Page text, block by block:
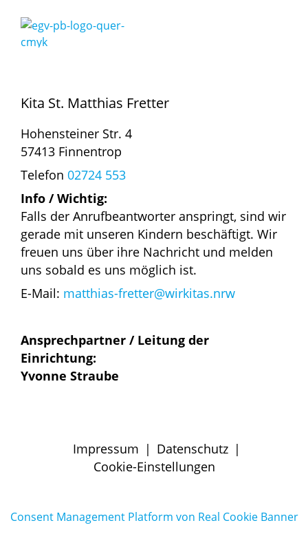
Kita St. Matthias Fretter
Hohensteiner Str. 4
57413 Finnentrop
Telefon 02724 553
Info / Wichtig:
Falls der Anrufbeantworter anspringt, sind wir
gerade mit unseren Kindern beschäftigt. Wir
freuen uns über ihre Nachricht und melden
uns sobald es uns möglich ist.
E-Mail: matthias-fretter@wirkitas.nrw
Ansprechpartner / Leitung der
Einrichtung:
Yvonne Straube
Impressum | Datenschutz |
Cookie-Einstellungen
Consent Management Platform von Real Cookie Banner